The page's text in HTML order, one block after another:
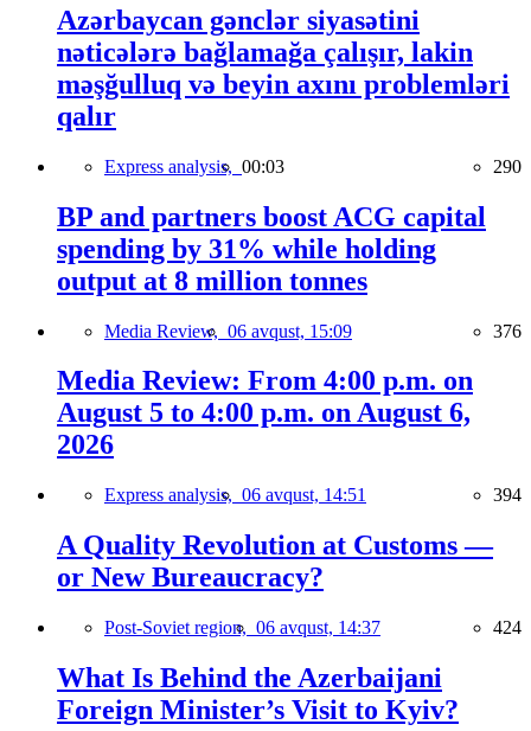
Azərbaycan gənclər siyasətini
nəticələrə bağlamağa çalışır, lakin
məşğulluq və beyin axını problemləri
qalır
Express analysis, 00:03 290
BP and partners boost ACG capital
spending by 31% while holding
output at 8 million tonnes
Media Review, 06 avqust, 15:09 376
Media Review: From 4:00 p.m. on
August 5 to 4:00 p.m. on August 6,
2026
Express analysis, 06 avqust, 14:51 394
A Quality Revolution at Customs —
or New Bureaucracy?
Post-Soviet region, 06 avqust, 14:37 424
What Is Behind the Azerbaijani
Foreign Minister’s Visit to Kyiv?